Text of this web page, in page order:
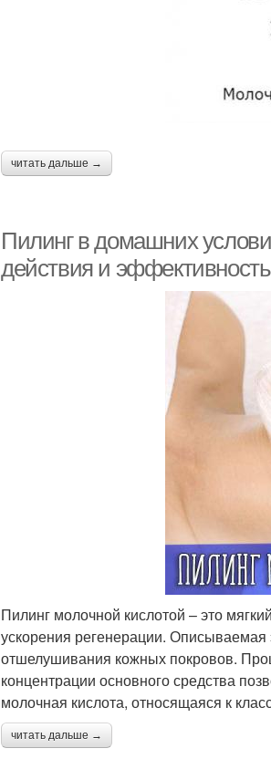
читать дальше →
Пилинг в домашних
действия и
Пилинг молочной кислотой – это
ускорения регенерации.
отшелушивания кожных покровов.
концентрации основного средства
молочная кислота, относящаяся к
читать дальше →